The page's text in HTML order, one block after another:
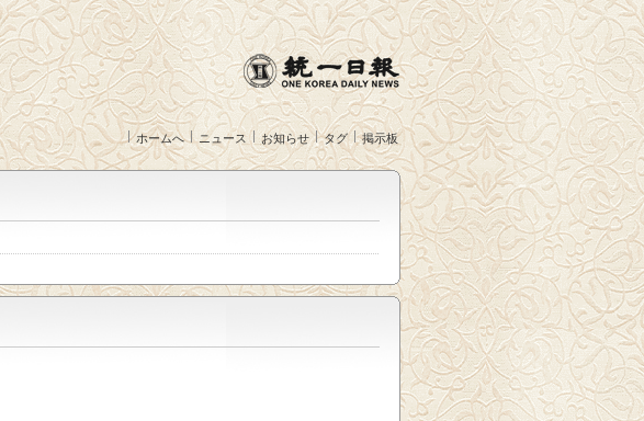
ホームへ ニュース お知らせ タグ 掲示板